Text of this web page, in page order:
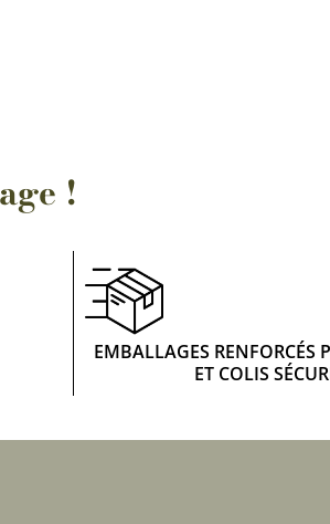
!
EMBALLAGES RENFORCÉS
ET COLIS